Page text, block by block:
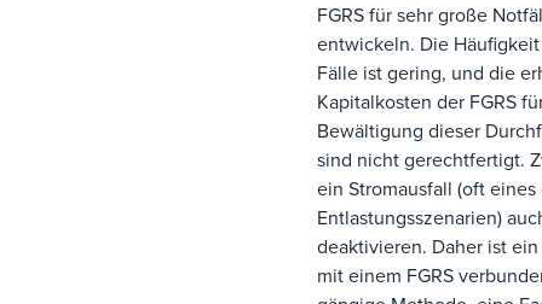
FGRS für sehr große
entwickeln. Die
Fälle ist gering, und die
Kapitalkosten der FGRS
Bewältigung dieser
sind nicht gerechtfertigt.
ein Stromausfall (oft
Entlastungsszenarien)
deaktivieren. Daher ist
mit einem FGRS